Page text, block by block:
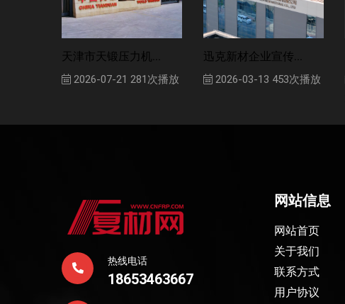
天津市天锻压力机...
2026-07-21 281次播放
迅克新材企业宣传...
2026-03-13 453次播放
热线电话
18653463667
网站信息
网站首页
关于我们
联系方式
用户协议